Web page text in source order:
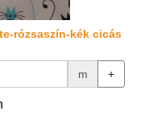
rózsaszín-kék cicás
m +